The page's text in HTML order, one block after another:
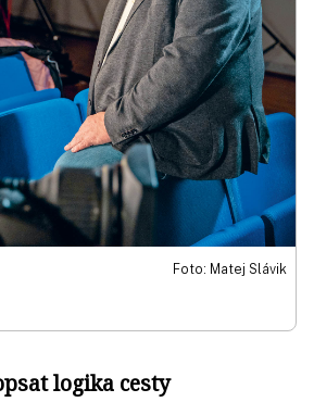
Foto: Matej Slávik
logika cesty